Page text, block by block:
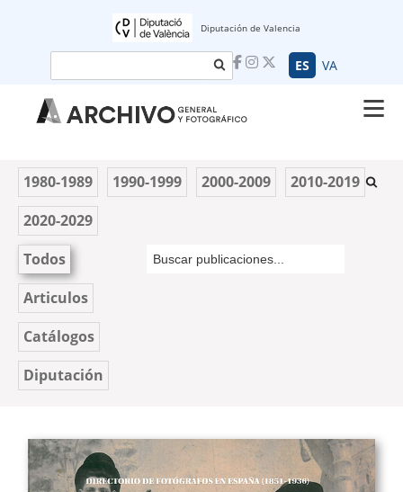
Diputación de Valencia
ES VA
1980-1989 1990-1999 2000-2009
2010-2019
2020-2029
Todos
Articulos
Catálogos
Diputación